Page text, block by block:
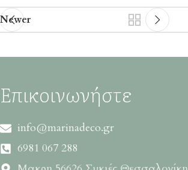
Newer
Επικοινωνήστε
info@marinadeco.gr
6981 067 288